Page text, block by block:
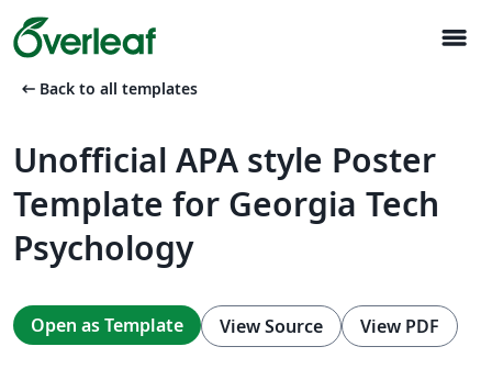
menu
arrow_left_alt Back to all templates
Unofficial APA style Poster
Template for Georgia Tech
Psychology
Open as Template View Source View PDF